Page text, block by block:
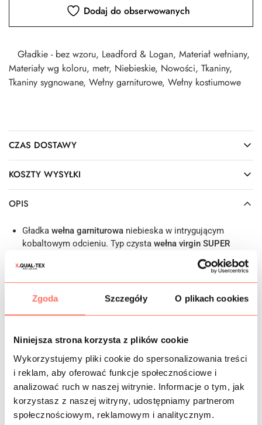
Zgoda Szczegóły O plikach cookies
Niniejsza strona korzysta z plików cookie
Wykorzystujemy pliki cookie do spersonalizowania treści
i reklam, aby oferować funkcje społecznościowe i
analizować ruch w naszej witrynie. Informacje o tym, jak
korzystasz z naszej witryny, udostępniamy partnerom
społecznościowym, reklamowym i analitycznym.
Dodaj do obserwowanych
Gładkie - bez wzoru, Leadford & Logan, Materiał wełniany,
Materiały wg koloru, metr, Niebieskie, Nowości, Tkaniny,
Tkaniny sygnowane, Wełny garniturowe, Wełny kostiumowe
CZAS DOSTAWY
KOSZTY WYSYŁKI
OPIS
Gładka wełna garniturowaniebieska w intrygującym
kobaltowym odcieniu. Typ czysta wełna virgin SUPER
renomowanej fabryki
To całoroczna
wełna naturalna na luksusowe ubrania zarówno dla kobiet,
jak i mężczyzn. Posiada szereg zalet użytkowych – izoluje
elegancko.
Cechy: materiał z wełny naturalnej,niegryzący,przyjemny w
dotyku i kontakcie z ciałem, matowy, nieprzezierny,
wymaga podszewki.Jest nieelastyczny, ale wygodny,
dzięki lekkiemu odprężeniu w szerokości i na skosach
(klasa komfort).